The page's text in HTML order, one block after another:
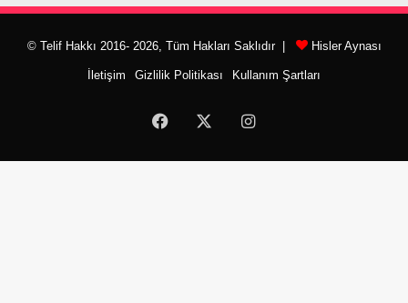
© Telif Hakkı 2016- 2026, Tüm Hakları Saklıdır | Hisler Aynası
İletişim Gizlilik Politikası Kullanım Şartları
Facebook Instagram